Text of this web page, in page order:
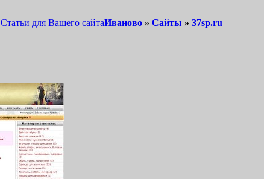
Статьи для Вашего сайтаИваново » Сайты » 37sp.ru